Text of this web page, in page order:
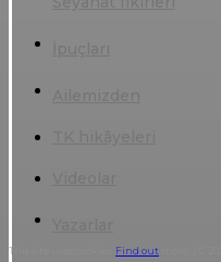
This site uses cookies. Find out